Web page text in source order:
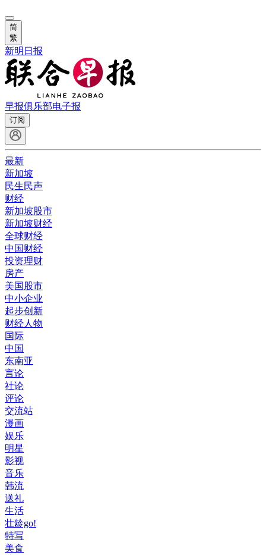
简
繁
新明日报
早报俱乐部电子报
订阅
最新
新加坡
民生民声
财经
新加坡股市
新加坡财经
全球财经
中国财经
投资理财
房产
美国股市
中小企业
起步创新
财经人物
国际
中国
东南亚
言论
社论
评论
交流站
漫画
娱乐
明星
影视
音乐
韩流
送礼
生活
壮龄go!
特写
美食